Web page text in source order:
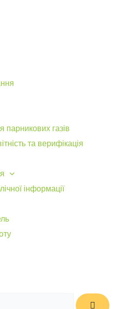
парникових газів
та верифікація
інформації